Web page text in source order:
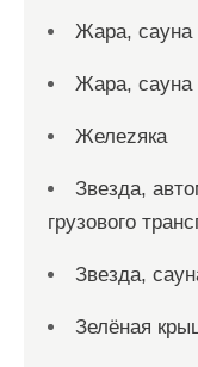
Жара, сауна
Жара, сауна
Желеzяка
Звезда,
грузового
Звезда,
Зелёная